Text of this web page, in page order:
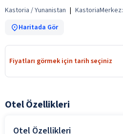
Kastoria / Yunanistan | KastoriaMerkez:
Haritada Gör
Fiyatları görmek için tarih seçiniz
Otel Özellikleri
Otel Özellikleri